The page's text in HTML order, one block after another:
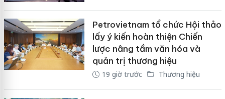
Petrovietnam tổ chức Hội thảo
lấy ý kiến hoàn thiện Chiến
lược nâng tầm văn hóa và
quản trị thương hiệu
19 giờ trước Thương hiệu